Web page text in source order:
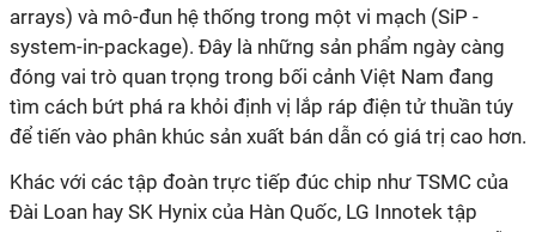
arrays) và mô-đun hệ thống trong một vi mạch (SiP -
system-in-package). Đây là những sản phẩm ngày càng
đóng vai trò quan trọng trong bối cảnh Việt Nam đang
tìm cách bứt phá ra khỏi định vị lắp ráp điện tử thuần túy
để tiến vào phân khúc sản xuất bán dẫn có giá trị cao hơn.
Khác với các tập đoàn trực tiếp đúc chip như TSMC của
Đài Loan hay SK Hynix của Hàn Quốc, LG Innotek tập